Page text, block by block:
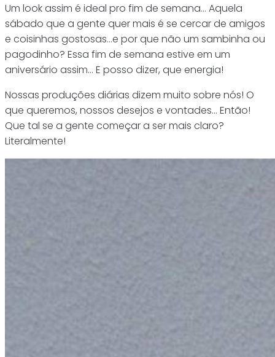
Um look assim é ideal pro fim de semana… Aquela
sábado que a gente quer mais é se cercar de amigos
e coisinhas gostosas…e por que não um sambinha ou
pagodinho? Essa fim de semana estive em um
aniversário assim… E posso dizer, que energia!
Nossas produções diárias dizem muito sobre nós! O
que queremos, nossos desejos e vontades… Então!
Que tal se a gente começar a ser mais claro?
Literalmente!